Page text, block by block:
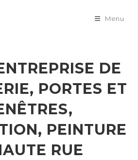
Menu
DE
PORTES ET
PEINTURE
RUE